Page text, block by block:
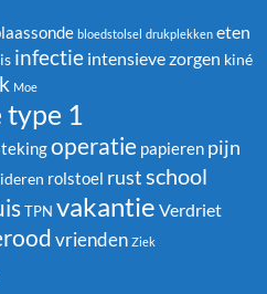
bloedstolsel drukplekken eten
infectie intensieve zorgen kiné
Moe
type 1
operatie papieren pijn
rolstoel rustschool
TPN vakantie Verdriet
vrienden Ziek